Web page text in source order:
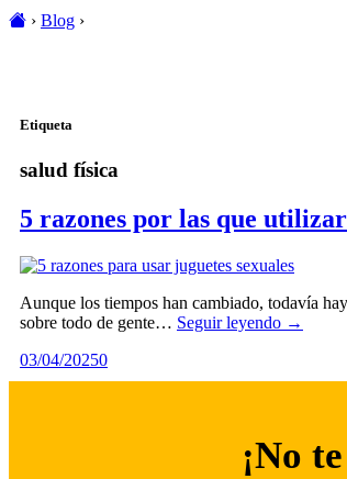
› Blog ›
Etiqueta
salud física
5 razones por las que
Aunque los tiempos han cambiado, todavía
sobre todo de gente… Seguir leyendo →
03/04/20250
¡No